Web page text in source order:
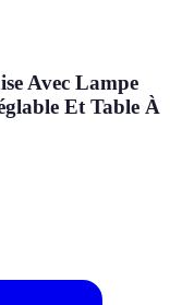
Avec Lampe
Et Table À